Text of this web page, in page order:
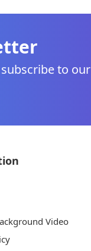
to our
Video